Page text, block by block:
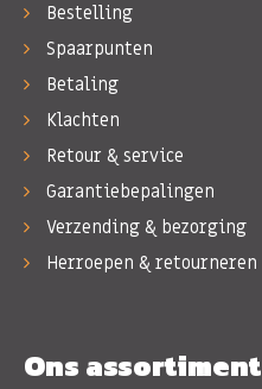
Bestelling
Spaarpunten
Betaling
Klachten
Retour & service
Garantiebepalingen
Verzending & bezorging
Herroepen & retourneren
Ons assortiment